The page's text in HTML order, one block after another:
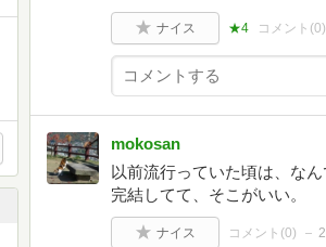
ナイス ★4 コメント(0)
mokosan
以前流行っていた頃は、な
完結してて、そこがいい。
ナイス コメント(0)